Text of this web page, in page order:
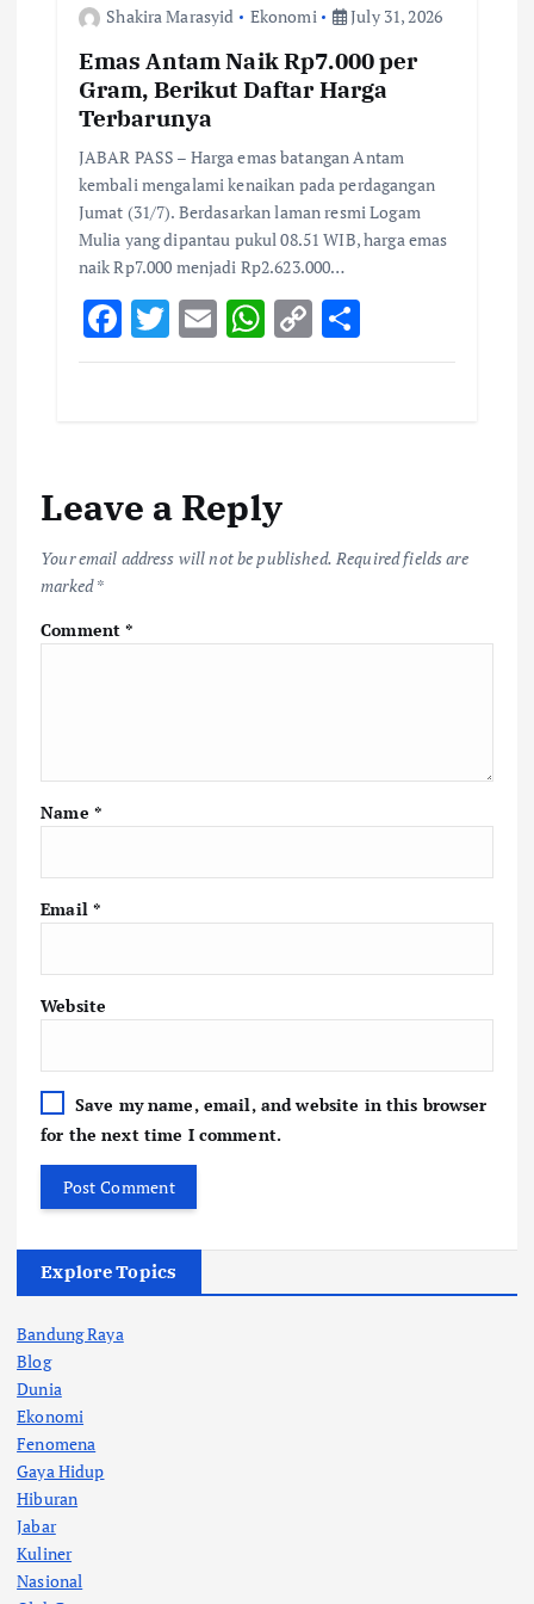
Shakira Marasyid Ekonomi July 31, 2026
Emas Antam Naik Rp7.000 per
Gram, Berikut Daftar Harga
Terbarunya
JABAR PASS – Harga emas batangan Antam
kembali mengalami kenaikan pada perdagangan
Jumat (31/7). Berdasarkan laman resmi Logam
Mulia yang dipantau pukul 08.51 WIB, harga emas
naik Rp7.000 menjadi Rp2.623.000…
F
ac
o
k
T
w
E
m
W
h
p
p
C
o
k
S
h
Leave a Reply
Your email address will not be published. Required fields are
marked*
Comment*
Name *
Email *
Website
Save my name, email, and website in this browser
for the next time I comment.
Explore Topics
Bandung Raya
Blog
Dunia
Ekonomi
Fenomena
Gaya Hidup
Hiburan
Jabar
Kuliner
Nasional